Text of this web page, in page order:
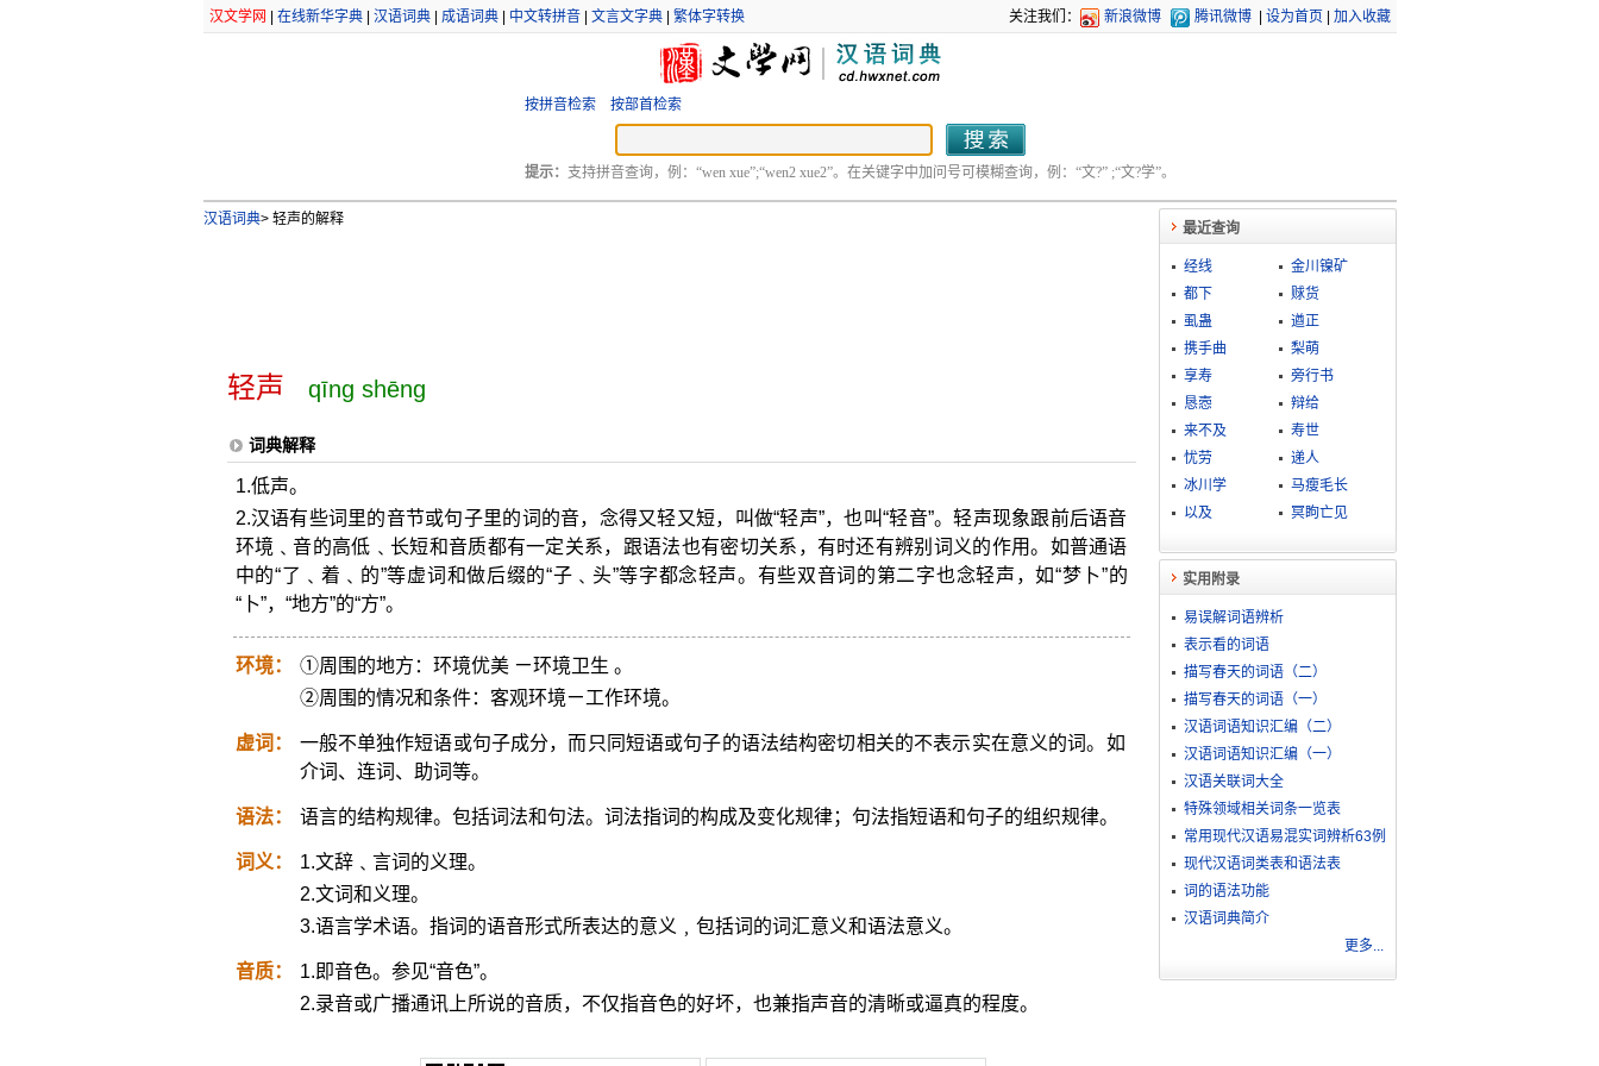
汉文学网 在线新华字典| 汉语词典| 成语词典| 中文转拼音| 文言文字典| 繁体字转换 关注我们： 新浪微博 腾讯微博 设为首页 加入收藏
按拼音检索 按部首检索
提示： 支持拼音查询，例：“wen xue”;“wen2 xue2”。在关键字中加问号可模糊查询，例：“文?” ;“文?学”。
汉语词典>轻声的解释
轻声 qīng shēng
词典解释
1.低声。
2.汉语有些词里的音节或句子里的词的音，念得又轻又短，叫做“轻声”，也叫“轻音”。轻声现象跟前后语音
环境﹑音的高低﹑长短和音质都有一定关系，跟语法也有密切关系，有时还有辨别词义的作用。如普通语
中的“了﹑着﹑的”等虚词和做后缀的“子﹑头”等字都念轻声。有些双音词的第二字也念轻声，如“梦卜”的
“卜”，“地方”的“方”。
环境：
①周围的地方：环境优美 ㄧ环境卫生 。
②周围的情况和条件：客观环境ㄧ工作环境。
虚词：
一般不单独作短语或句子成分，而只同短语或句子的语法结构密切相关的不表示实在意义的词。如
介词、连词、助词等。
语法： 语言的结构规律。包括词法和句法。词法指词的构成及变化规律；句法指短语和句子的组织规律。
词义：
1.文辞﹑言词的义理。
2.文词和义理。
3.语言学术语。指词的语音形式所表达的意义﹐包括词的词汇意义和语法意义。
音质：
1.即音色。参见“音色”。
2.录音或广播通讯上所说的音质，不仅指音色的好坏，也兼指声音的清晰或逼真的程度。
最近查询
经线
金川镍矿
都下
赇货
虱蛊
遒正
携手曲
梨萌
享寿
旁行书
恳悫
辩给
来不及
寿世
忧劳
递人
冰川学
马瘦毛长
以及
冥眗亡见
实用附录
易误解词语辨析
表示看的词语
描写春天的词语（二）
描写春天的词语（一）
汉语词语知识汇编（二）
汉语词语知识汇编（一）
汉语关联词大全
特殊领域相关词条一览表
常用现代汉语易混实词辨析63例
现代汉语词类表和语法表
词的语法功能
汉语词典简介
更多...